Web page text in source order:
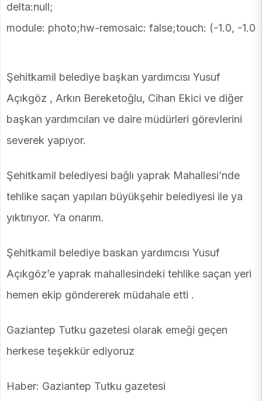
delta:null;
module: photo;hw-remosaic: false;touch: (-1.0, -
Şehitkamil belediye başkan yardımcısı Yusuf
Açıkgöz , Arkın Bereketoğlu, Cihan Ekici ve diğer
başkan yardımcıları ve daire müdürleri görevlerini
severek yapıyor.
Şehitkamil belediyesi bağlı yaprak Mahallesi’nde
tehlike saçan yapıları büyükşehir belediyesi ile ya
yıktırıyor. Ya onarım.
Şehitkamil belediye baskan yardımcısı Yusuf
Açıkgöz’e yaprak mahallesindeki tehlike saçan yeri
hemen ekip göndererek müdahale etti .
Gaziantep Tutku gazetesi olarak emeği geçen
herkese teşekkür ediyoruz
Haber: Gaziantep Tutku gazetesi